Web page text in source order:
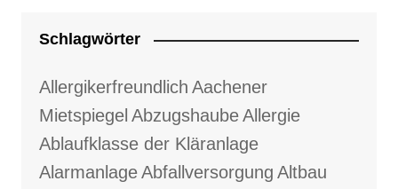
Schlagwörter
Allergikerfreundlich Aachener
Mietspiegel AbzugshaubeAllergie
Ablaufklasse der Kläranlage
AlarmanlageAbfallversorgung Altbau